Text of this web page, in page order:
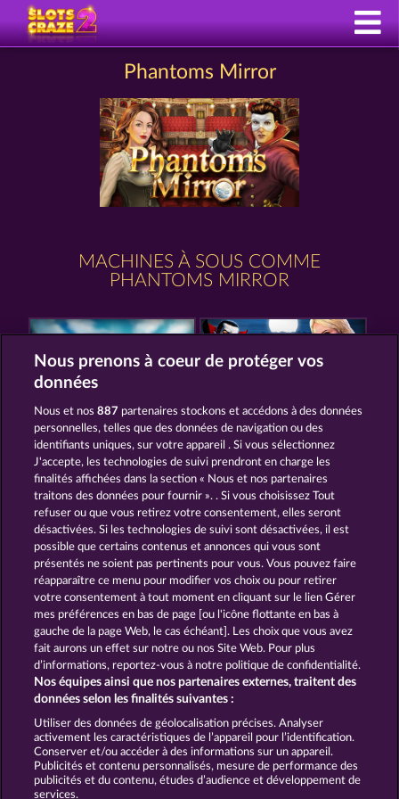
Phantoms Mirror
MACHINES À SOUS COMME
PHANTOMS MIRROR
THE GUARDIAN GOD: HEIMDALL'S HORN CREATURES OF THE NIGHT
CRYSTAL BALL THE LAND OF HEROES
CGU Charte de confidentialité
Mentions légales Société FAQ
Facebook
Envoyer la demande de rétractation
Nous prenons à coeur de protéger vos
données
Nous et nos887 partenaires stockons et accédons à des données
personnelles, telles que des données de navigation ou des
identifiants uniques, sur votre appareil . Si vous sélectionnez
J'accepte, les technologies de suivi prendront en charge les
finalités affichées dans la section « Nous et nos partenaires
traitons des données pour fournir ». . Si vous choisissez Tout
refuser ou que vous retirez votre consentement, elles seront
désactivées. Si les technologies de suivi sont désactivées, il est
possible que certains contenus et annonces qui vous sont
présentés ne soient pas pertinents pour vous. Vous pouvez faire
réapparaître ce menu pour modifier vos choix ou pour retirer
votre consentement à tout moment en cliquant sur le lien Gérer
mes préférences en bas de page [ou l'icône flottante en bas à
gauche de la page Web, le cas échéant]. Les choix que vous avez
fait aurons un effet sur notre ou nos Site Web. Pour plus
d’informations, reportez-vous à notre politique de confidentialité.
Nos équipes ainsi que nos partenaires externes, traitent des
données selon les finalités suivantes :
Utiliser des données de géolocalisation précises. Analyser
activement les caractéristiques de l’appareil pour l’identification.
Conserver et/ou accéder à des informations sur un appareil.
Publicités et contenu personnalisés, mesure de performance des
publicités et du contenu, études d’audience et développement de
services.